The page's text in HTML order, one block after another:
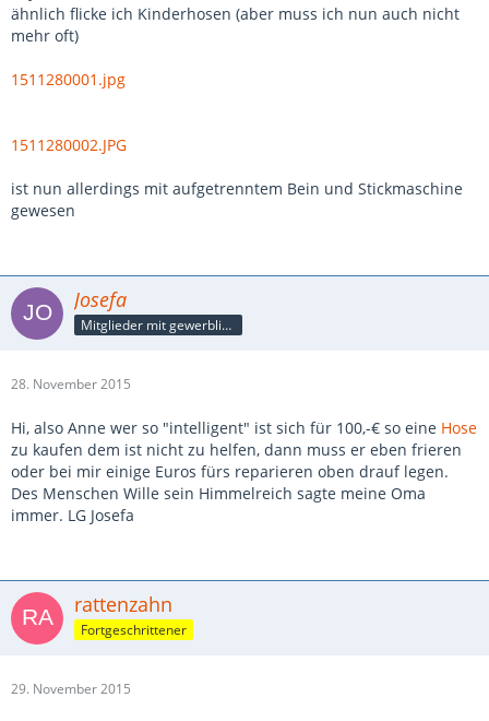
ähnlich flicke ich Kinderhosen (aber muss ich nun auch nicht
mehr oft)
1511280001.jpg
1511280002.JPG
ist nun allerdings mit aufgetrenntem Bein und Stickmaschine
gewesen
Josefa
Mitglieder mit gewerblicher Verbindung, auch als Mitarbeiter/in
28. November 2015
Hi, also Anne wer so "intelligent" ist sich für 100,-€ so eine Hose
zu kaufen dem ist nicht zu helfen, dann muss er eben frieren
oder bei mir einige Euros fürs reparieren oben drauf legen.
Des Menschen Wille sein Himmelreich sagte meine Oma
immer. LG Josefa
rattenzahn
Fortgeschrittener
29. November 2015